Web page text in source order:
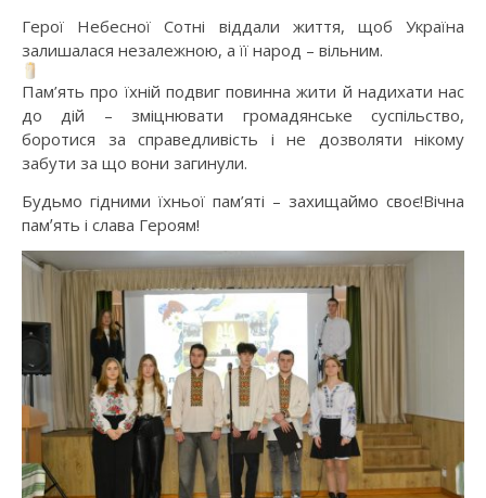
Герої Небесної Сотні віддали життя, щоб Україна
залишалася незалежною, а її народ – вільним.
Пам’ять про їхній подвиг повинна жити й надихати нас
до дій – зміцнювати громадянське суспільство,
боротися за справедливість і не дозволяти нікому
забути за що вони загинули.
Будьмо гідними їхньої пам’яті – захищаймо своє!Вічна
памʼять і слава Героям!